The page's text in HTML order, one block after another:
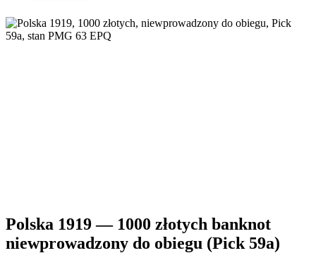
Polska 1919 — 1000 złotych banknot
niewprowadzony do obiegu (Pick 59a)